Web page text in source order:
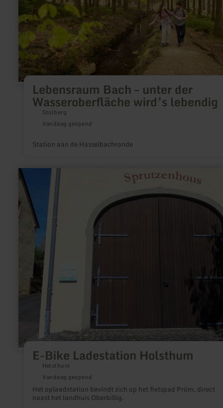
Lebensraum Bach – unter der
Wasseroberfläche wird’s lebendig
Stolberg
Vandaag geopend
Station aan de Hasselbachronde
lebendig
E-Bike Ladestation Holsthum
Holsthum
Vandaag geopend
Het oplaadstation bevindt zich op het fietspad Prüm, direct
naast het landhuis Oberbillig.
meer
informatie
over:
E-
Bike
Ladestation
Holsthum